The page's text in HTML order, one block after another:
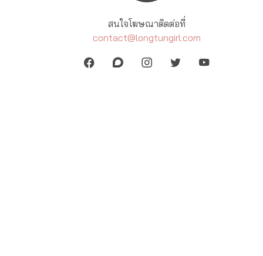
สนใจโฆษณาติดต่อที่
contact@longtungirl.com